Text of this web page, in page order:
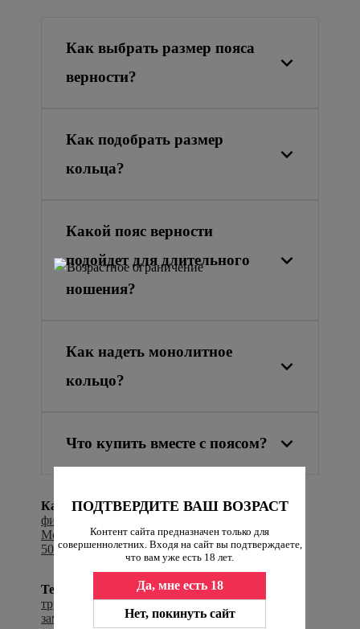
ПОДТВЕРДИТЕ ВАШ ВОЗРАСТ
Контент сайта предназначен только для
совершеннолетних. Входя на сайт вы подтверждаете,
что вам уже есть 18 лет.
Да, мне есть 18
Нет, покинуть сайт
Как выбрать размер пояса
верности?
Как подобрать размер
кольца?
Какой пояс верности
подойдет для длительного
ношения?
Как надеть монолитное
кольцо?
Что купить вместе с поясом?
Категории:Мужские пояса верности с
фиксацией к талии
Металлические пояса верности для мужчин
5000 рублей,
Теги: Для вагины, Для мужчин,
трусы верности с замком, Железные трусы с
замком,
Пояс верности с замком, Трусы